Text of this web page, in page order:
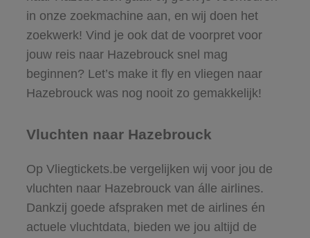
in onze zoekmachine aan, en wij doen het
zoekwerk! Vind je ook dat de voorpret voor
jouw reis naar Hazebrouck snel mag
beginnen? Let’s make it fly en vliegen naar
Hazebrouck was nog nooit zo gemakkelijk!
Vluchten naar Hazebrouck
Op Vliegtickets.be vergelijken wij voor jou de
vluchten naar Hazebrouck van álle airlines.
Dankzij goede afspraken met de airlines én
actuele vluchtdata, bieden we jou altijd de